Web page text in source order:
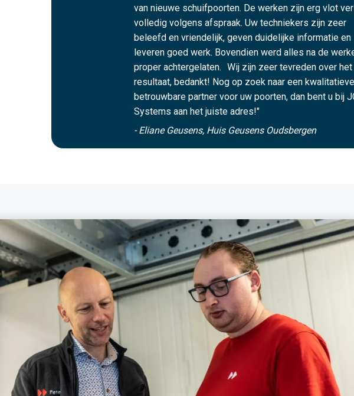
van nieuwe schuifpoorten. De werken zijn erg vlot
volledig volgens afspraak. Uw techniekers zijn zeer
beleefd en vriendelijk, geven duidelijke informatie en
leveren goed werk. Bovendien werd alles na de
proper achtergelaten. Wij zijn zeer tevreden over het
resultaat, bedankt! Nog op zoek naar een
betrouwbare partner voor uw poorten, dan bent u bij
Systems aan het juiste adres!"
- Eliane Geusens, Huis Geusens Oudsbergen